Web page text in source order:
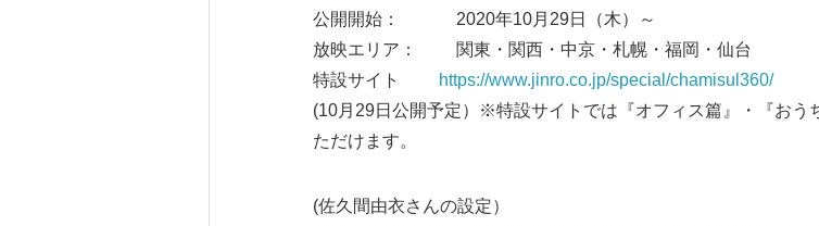
公開開始： 2020年10月29日（木）～
放映エリア： 関東・関西・中京・札幌・福岡・仙台
特設サイト
https://www.jinro.co.jp/special/chamisul360/
(10月29日公開予定）※特設サイトでは『オフィス篇』・『おう
ただけます。
(佐久間由衣さんの設定）